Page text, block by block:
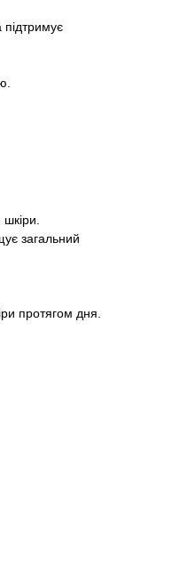
підтримує
загальний
протягом дня.